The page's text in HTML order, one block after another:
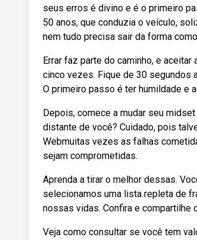
seus erros é divino e é o primeiro
50 anos, que conduzia o veículo,
nem tudo precisa sair da forma
Errar faz parte do caminho, e
cinco vezes. Fique de 30 segundos
O primeiro passo é ter humildade e
Depois, comece a mudar seu
distante de você? Cuidado, pois
Webmuitas vezes as falhas
sejam comprometidas.
Aprenda a tirar o melhor dessas.
selecionamos uma lista repleta de
nossas vidas. Confira e compartilhe
Veja como consultar se você tem